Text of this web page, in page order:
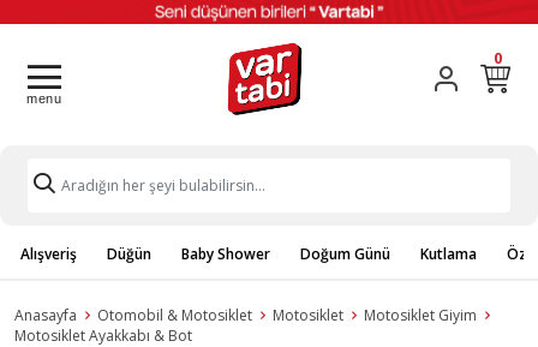
0
Alışveriş Düğün Baby Shower Doğum Günü Kutlama
Anasayfa Otomobil & Motosiklet Motosiklet
Motosiklet Giyim
Motosiklet Ayakkabı & Bot